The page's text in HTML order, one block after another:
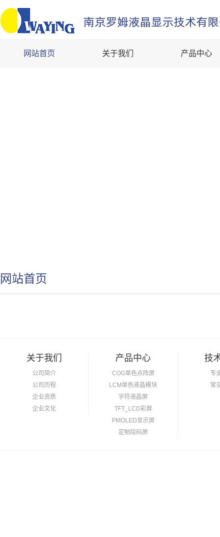
网站首页 关于我们 产品中心
网站首页
关于我们
公司简介
公司历程
企业资质
企业文化
产品中心
COG单色点阵屏
LCM单色液晶模块
字符液晶屏
TFT_LCD彩屏
PMOLED显示屏
定制段码屏
技
专
常